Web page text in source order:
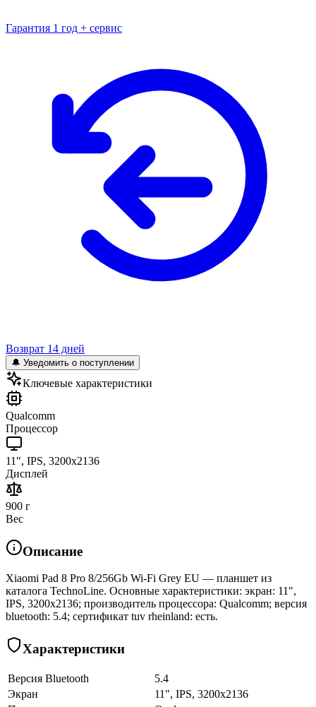
Гарантия 1 год + сервис
Возврат 14 дней
🔔 Уведомить о поступлении
Ключевые характеристики
Qualcomm
Процессор
11", IPS, 3200x2136
Дисплей
900 г
Вес
Описание
Xiaomi Pad 8 Pro 8/256Gb Wi-Fi Grey EU — планшет из
каталога TechnoLine. Основные характеристики: экран: 11",
IPS, 3200x2136; производитель процессора: Qualcomm; версия
bluetooth: 5.4; сертификат tuv rheinland: есть.
Характеристики
Версия Bluetooth
5.4
Экран
11", IPS, 3200x2136